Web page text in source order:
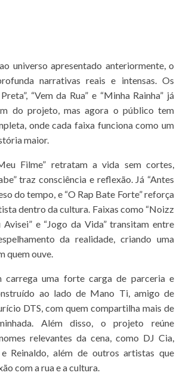
universo apresentado anteriormente, o
narrativas reais e intensas. Os
“Vem da Rua” e “Minha Rainha” já
do projeto, mas agora o público tem
onde cada faixa funciona como um
maior.
Filme” retratam a vida sem cortes,
traz consciência e reflexão. Já “Antes
do tempo, e “O Rap Bate Forte” reforça
dentro da cultura. Faixas como “Noizz
Avisei” e “Jogo da Vida” transitam entre
da realidade, criando uma
quem ouve.
carrega uma forte carga de parceria e
ao lado de Mano Ti, amigo de
DTS, com quem compartilha mais de
Além disso, o projeto reúne
relevantes da cena, como DJ Cia,
e Reinaldo, além de outros artistas que
com a rua e a cultura.